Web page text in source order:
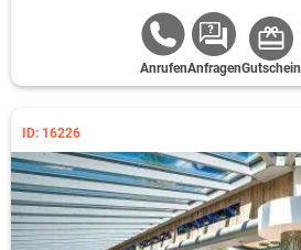
AnrufenAnfragenGutschein
ID: 16226